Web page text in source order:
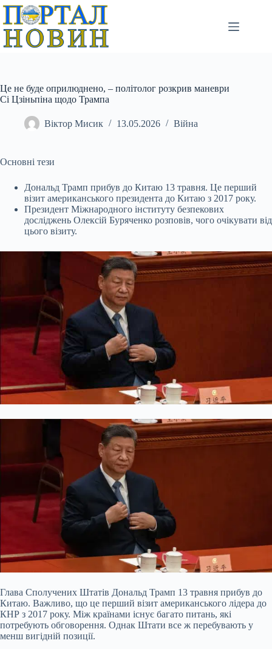
Перейти
вмісту
Це не буде оприлюднено, – політолог розкрив маневри
Сі Цзіньпіна щодо Трампа
Віктор Мисик 13.05.2026 Війна
Основні тези
Дональд Трамп прибув до Китаю 13 травня. Це перший
візит американського президента до Китаю з 2017 року.
Президент Міжнародного інституту безпекових
досліджень Олексій Буряченко розповів, чого очікувати від
цього візиту.
Глава Сполучених Штатів Дональд Трамп 13 травня прибув до
Китаю. Важливо, що це перший візит американського лідера до
КНР з 2017 року. Між країнами існує багато питань, які
потребують обговорення. Однак Штати все ж перебувають у
менш вигідній позиції.